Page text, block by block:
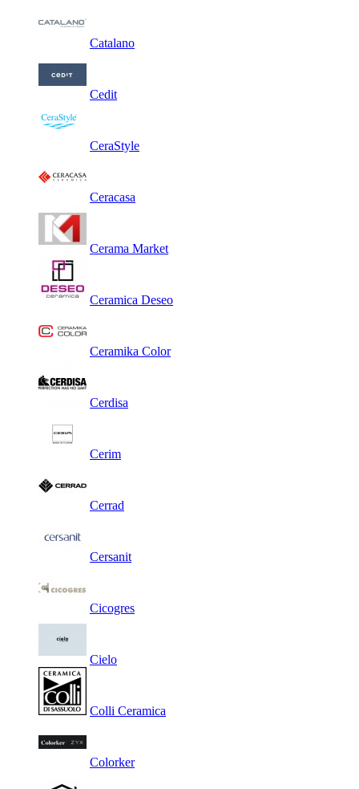
Catalano
Cedit
CeraStyle
Ceracasa
Cerama Market
Ceramica Deseo
Ceramika Color
Cerdisa
Cerim
Cerrad
Cersanit
Cicogres
Cielo
Colli Ceramica
Colorker